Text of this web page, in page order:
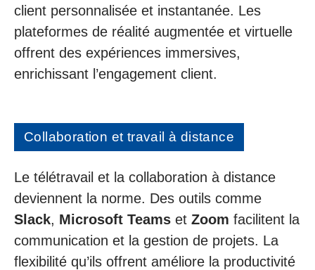
client personnalisée et instantanée. Les
plateformes de réalité augmentée et virtuelle
offrent des expériences immersives,
enrichissant l’engagement client.
Collaboration et travail à distance
Le télétravail et la collaboration à distance
deviennent la norme. Des outils comme
Slack, Microsoft Teams et Zoom facilitent la
communication et la gestion de projets. La
flexibilité qu’ils offrent améliore la productivité